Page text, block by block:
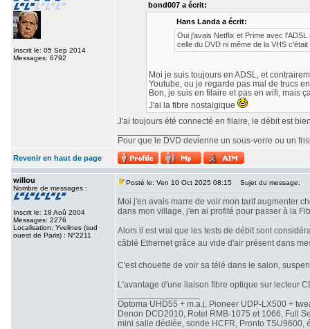
Inscrit le: 05 Sep 2014
Messages: 6792
bond007 a écrit:
Hans Landa a écrit:
Oui j'avais Netflix et Prime avec
celle du DVD ni même de la VHS c'était
Moi je suis toujours en ADSL, et
Youtube, ou je regarde pas mal de trucs
Bon, je suis en filaire et pas en wifi, mais
J'ai la fibre nostalgique
J'ai toujours été connecté en filaire, le débit est
Pour que le DVD devienne un sous-verre ou un
Revenir en haut de page
willou
Nombre de messages :
Inscrit le: 18 Aoû 2004
Messages: 2276
Localisation: Yvelines (sud
ouest de Paris) : N°2211
Posté le: Ven 10 Oct 2025 08:15 Sujet du message:
Moi j'en avais marre de voir mon tarif augmenter
dans mon village, j'en ai profité pour passer à la
Alors il est vrai que les tests de débit sont
câblé Ethernet grâce au vide d'air présent dans
C'est chouette de voir sa télé dans le salon,
L'avantage d'une liaison fibre optique sur lecteur
Optoma UHD55 + m.a.j, Pioneer UDP-LX500 +
Denon DCD2010, Rotel RMB-1075 et 1066, Full
mini salle dédiée, sonde HCFR, Pronto TSU9600,